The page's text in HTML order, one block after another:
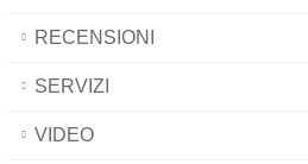
RECENSIONI
SERVIZI
VIDEO